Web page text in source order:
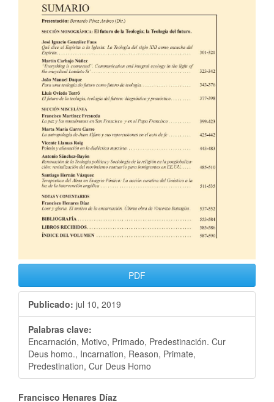
PDF
Publicado: jul 10, 2019
Palabras clave:
Encarnación, Motivo, Primado, Predestinación. Cur
Deus homo., Incarnation, Reason, Primate,
Predestination, Cur Deus Homo
Francisco Henares Díaz